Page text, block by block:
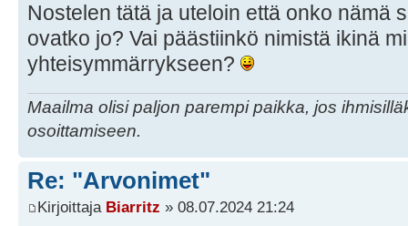
Nostelen tätä ja uteloin että onko nämä
ovatko jo? Vai päästiinkö nimistä ikinä
yhteisymmärrykseen?
Maailma olisi paljon parempi paikka, jos
osoittamiseen.
Re: "Arvonimet"
Kirjoittaja Biarritz » 08.07.2024 21:24